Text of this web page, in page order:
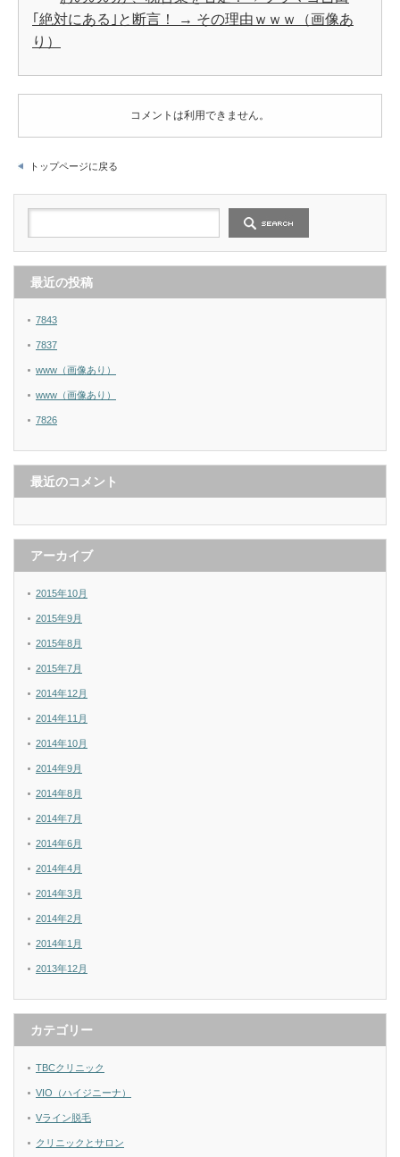
｢絶対にある｣と断言！ → その理由ｗｗｗ（画像あ
り）
コメントは利用できません。
トップページに戻る
最近の投稿
7843
7837
www（画像あり）
www（画像あり）
7826
最近のコメント
アーカイブ
2015年10月
2015年9月
2015年8月
2015年7月
2014年12月
2014年11月
2014年10月
2014年9月
2014年8月
2014年7月
2014年6月
2014年4月
2014年3月
2014年2月
2014年1月
2013年12月
カテゴリー
TBCクリニック
VIO（ハイジニーナ）
Vライン脱毛
クリニックとサロン